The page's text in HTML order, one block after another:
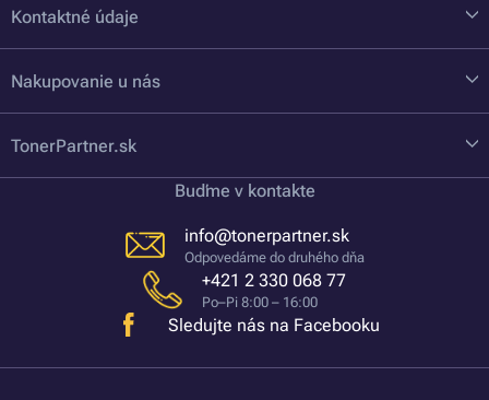
Kontaktné údaje
Nakupovanie u nás
TonerPartner.sk
Buďme v kontakte
info@tonerpartner.sk
Odpovedáme do druhého dňa
+421 2 330 068 77
Po–Pi 8:00 – 16:00
Sledujte nás na Facebooku